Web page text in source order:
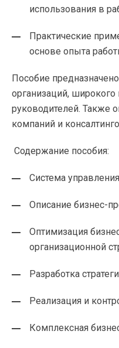
использования в
Практические
основе опыта
Пособие
организаций, широкого
руководителей. Также
компаний и
Содержание пособия:
Система
Описание бизнес-
Оптимизация
организационной
Разработка
Реализация и
Комплексная